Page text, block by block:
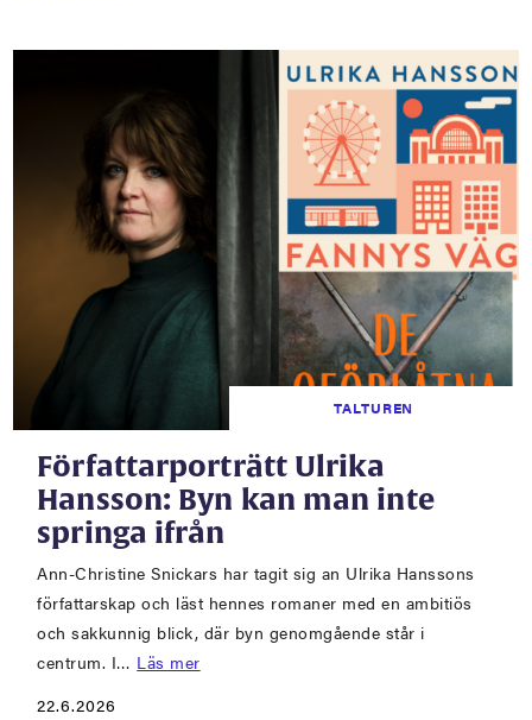
TALTUREN
Författarporträtt Ulrika
Hansson: Byn kan man inte
springa ifrån
Ann-Christine Snickars har tagit sig an Ulrika Hanssons
författarskap och läst hennes romaner med en ambitiös
och sakkunnig blick, där byn genomgående står i
centrum. I… Läs mer
22.6.2026